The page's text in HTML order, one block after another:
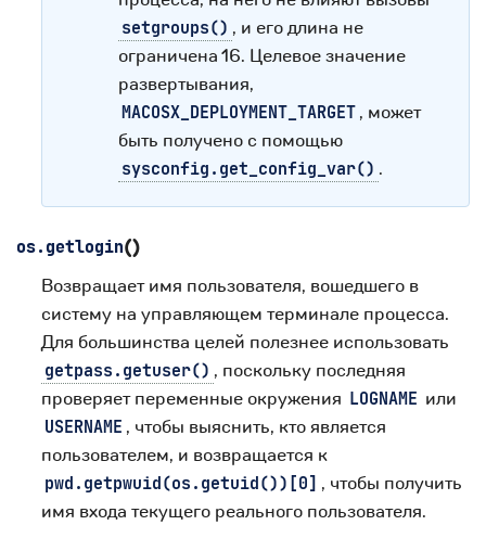
setgroups() , и его длина не
ограничена 16. Целевое значение
развертывания,
MACOSX_DEPLOYMENT_TARGET , может
быть получено с помощью
sysconfig.get_config_var() .
os. getlogin()
Возвращает имя пользователя, вошедшего в
систему на управляющем терминале процесса.
Для большинства целей полезнее использовать
getpass.getuser() , поскольку последняя
проверяет переменные окружения LOGNAME или
USERNAME , чтобы выяснить, кто является
пользователем, и возвращается к
pwd.getpwuid(os.getuid())[0] , чтобы получить
имя входа текущего реального пользователя.